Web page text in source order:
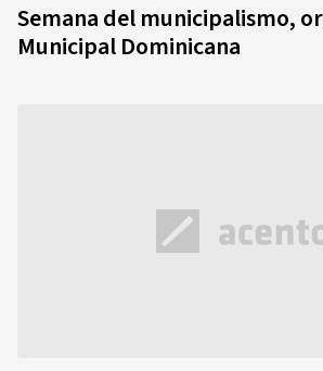
Semana del municipalismo,
Municipal Dominicana